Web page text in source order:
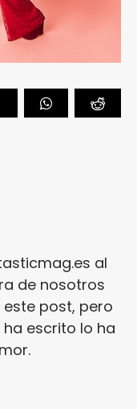
al
de nosotros
post, pero
escrito lo ha